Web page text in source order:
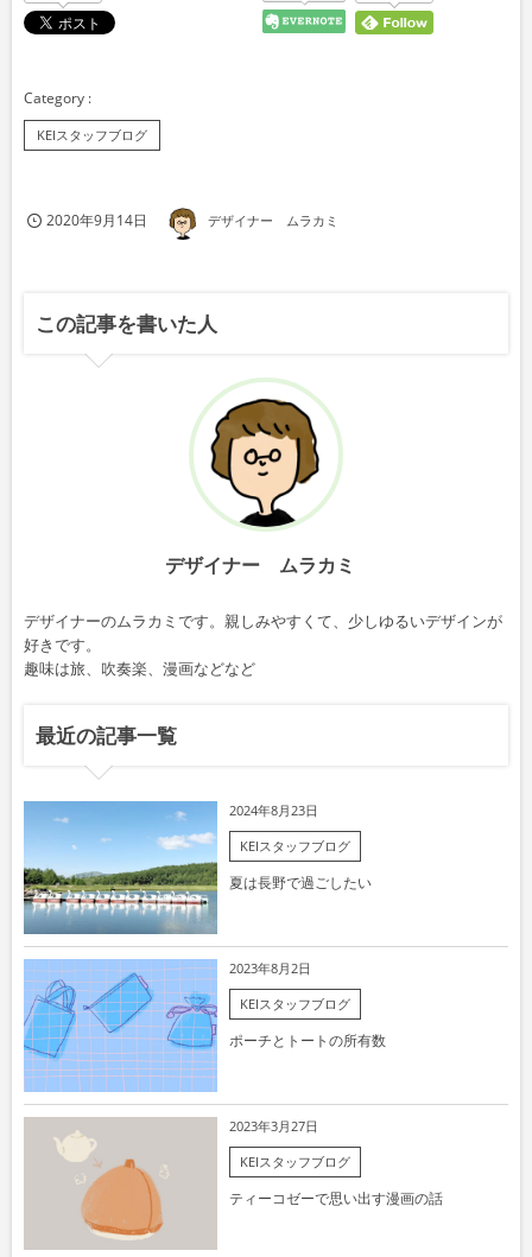
KEIスタッフブログ
2020年9月14日 デザイナー ムラカミ
この記事を書いた人
デザイナー ムラカミ
デザイナーのムラカミです。親しみやすくて、少しゆるいデザインが
好きです。
趣味は旅、吹奏楽、漫画などなど
最近の記事一覧
2024年8月23日
KEIスタッフブログ
夏は長野で過ごしたい
2023年8月2日
KEIスタッフブログ
ポーチとトートの所有数
2023年3月27日
KEIスタッフブログ
ティーコゼーで思い出す漫画の話